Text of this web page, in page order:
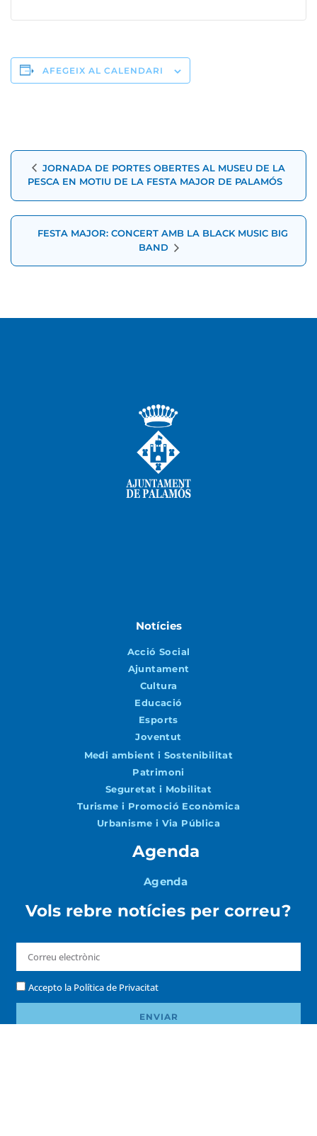
AFEGEIX AL CALENDARI
Navegació
d'Esdeveniment
JORNADA DE PORTES OBERTES AL MUSEU DE LA
PESCA EN MOTIU DE LA FESTA MAJOR DE PALAMÓS
FESTA MAJOR: CONCERT AMB LA BLACK MUSIC BIG
BAND
Notícies
Acció Social
Ajuntament
Cultura
Educació
Esports
Joventut
Medi ambient i Sostenibilitat
Patrimoni
Seguretat i Mobilitat
Turisme i Promoció Econòmica
Urbanisme i Via Pública
Agenda
Agenda
Vols rebre notícies per correu?
Accepto la Política de Privacitat
ENVIAR